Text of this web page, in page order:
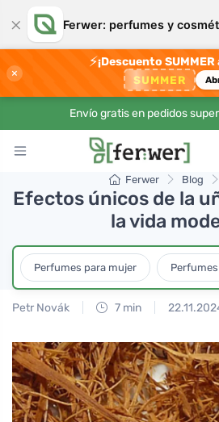
× Ferwer: perfumes y
×
⚡¡Descuento
SUMMER
Envío gratis en pedidos
Ferwer Blog
Efectos únicos de la
la vida
Perfumes para mujer
Petr Novák 7 min